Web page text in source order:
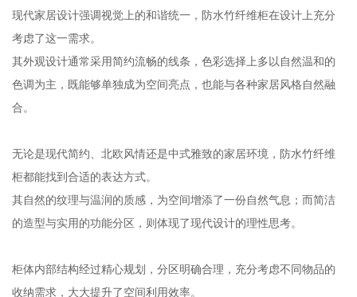
现代家居设计强调视觉上的和谐统一，防水竹纤维柜在设计上充分
考虑了这一需求。
其外观设计通常采用简约流畅的线条，色彩选择上多以自然温和的
色调为主，既能够单独成为空间亮点，也能与各种家居风格自然融
合。
无论是现代简约、北欧风情还是中式雅致的家居环境，防水竹纤维
柜都能找到合适的表达方式。
其自然的纹理与温润的质感，为空间增添了一份自然气息；而简洁
的造型与实用的功能分区，则体现了现代设计的理性思考。
柜体内部结构经过精心规划，分区明确合理，充分考虑不同物品的
收纳需求，大大提升了空间利用效率。